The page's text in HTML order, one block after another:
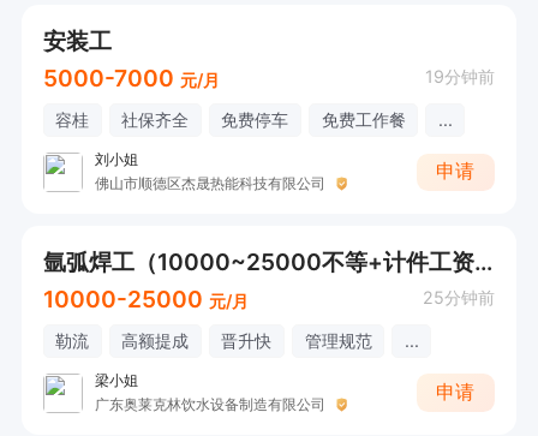
安装工
5000-7000 元/月 19分钟前
容桂 社保齐全 免费停车 免费工作餐 ...
刘小姐
佛山市顺德区杰晟热能科技有限公司
申请
氩弧焊工（10000~25000不等+计件工资+社保+工作餐）
10000-25000 元/月 25分钟前
勒流 高额提成 晋升快 管理规范 ...
梁小姐
广东奥莱克林饮水设备制造有限公司
申请